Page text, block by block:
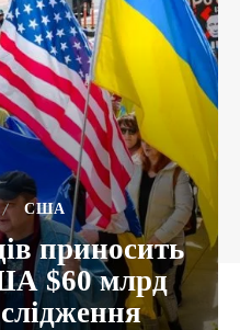
США
приносить
$60 млрд